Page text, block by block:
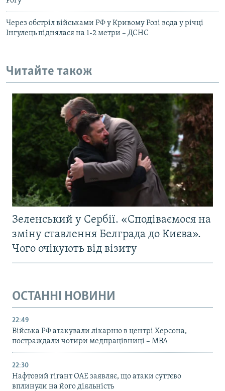
Через обстріл військами РФ у Кривому Розі вода у річці
Інгулець піднялася на 1-2 метри – ДСНС
Читайте також
Зеленський у Сербії. «Сподіваємося на
зміну ставлення Белграда до Києва».
Чого очікують від візиту
ОСТАННІ НОВИНИ
22:49
Війська РФ атакували лікарню в центрі Херсона,
постраждали чотири медпрацівниці – МВА
22:30
Нафтовий гігант ОАЕ заявляє, що атаки суттєво
вплинули на його діяльність